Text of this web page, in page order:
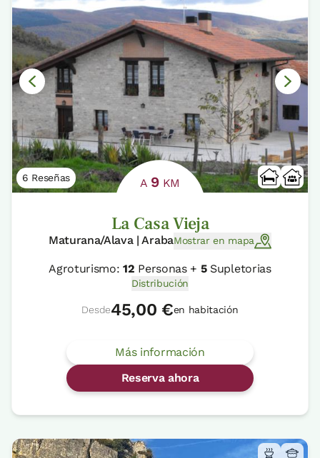
6 Reseñas A 9 KM
La Casa Vieja
Maturana/Alava | ArabaMostrar en mapa
Agroturismo:12 Personas + 5Supletorias
Distribución
Desde45,00 €en habitación
Más información
Reserva ahora